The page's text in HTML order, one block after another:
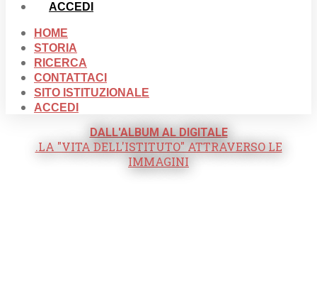
ACCEDI
HOME
STORIA
RICERCA
CONTATTACI
SITO ISTITUZIONALE
ACCEDI
DALL'ALBUM AL DIGITALE
.LA "VITA DELL'ISTITUTO" ATTRAVERSO LE
IMMAGINI